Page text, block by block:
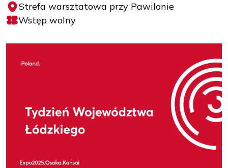
Strefa warsztatowa przy Pawilonie
Wstęp wolny